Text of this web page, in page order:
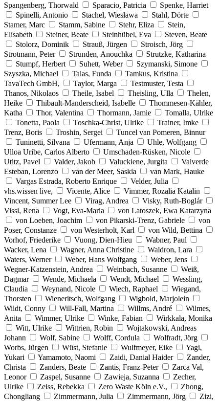
Spangenberg, Thorwald
Sparacio, Patricia
Spenke, Harriet
Spinelli, Antonio
Stachel, Wiesława
Stahl, Dörte
Stamer, Marc
Stamm, Sabine Stehr, Eliza
Stein,
Elisabeth
Steiner, Beate Steinhübel, Eva
Steven, Beate
Stolorz, Dominik
Strauß, Jürgen
Stroisch, Jörg
Strotmann, Peter
Strunden, Anouchka
Strutzke, Katharina
Stumpf, Herbert
Suhett, Weber
Szymanski, Simone
Szyszka, Michael
Talas, Funda
Tamkus, Kristina
TavaTech GmbH,
Taylor, Marga
Testmuster, Testa
Thanos, Nikolaos
Theile, Isabel Theisling, Ulla
Thelen,
Heike
Thibault-Manderscheid, Isabelle
Thommesen-Kähler,
Katha
Thor, Valentina Thormann, Jamie
Tomalla, Ulrike
Tonetta, Paola
Toschka-Christ, Ulrike
Trainer, Imke
Trenz, Boris
Troshin, Sergei
Tuncel van Pomeren, Binnur
Tuninetti, Silvana
Ufermann, Anja
Uhle, Wolfgang
Ulloa Uribe, Carlos Alberto
Umschaden-Rüsken, Nicole
Utitz, Pavel
Valder, Jakob Valuckiene, Jurgita
Valverde
Esteban, Lorenzo
van der Meer, Saskia
van Mark, Hauke
Vargas Estrada, Roberto Enrique
Velder, Julia
vhs.wissen live,
Vicente, Alice
Vimmer, Rozalia Katalin
Vincent, Summer Lee
Virag, Andrea
Visky, Ruth-Boglár
Vissi, Rena
Vogt, Eva-Maria
von Latoszek, Ewa Katarzyna
von Loeben, Joachim
von Pikarski-Trenz, Gabriele
von
Poser, Constanze
von Westerholt, Karl
von Wild, Bettina
Vorhof, Friederike
Vuong, Dien-Hieu
Wabner, Paul
Wacker, Lena
Wagner, Anna Christine
Waldron, Lara
Waters, Werner
Weber, Hans Wolfgang
Weber, Jens
Wegner-Katzenstein, Andrea
Weinbach, Susanne
Weiß,
Dagmar
Wende, Michaela Wendt, Michael
Wessling,
Claudia
Weynand, Nicole Wiech, Raphael
Wiegand,
Thorsten
Wieneritsch, Wolfgang
Wigbold, Marjolein
Wildt, Conny
Will-Fall, Martina Willms, André
Wilmes,
Anita
Wimmer, Ulrike Winke, Fabian
Wirkkala, Monika
Witt, Ulrike
Wittrien, Robin
Wojtakowski, Andreas
Johann
Wolf, Sabine Wolff, Cordula
Wolfradt, Jörg
Worbs, Jürgen
Wüst, Stefanie Wulfmeyer, Eike
Yagi,
Yukari
Yamamoto, Naomi Zaidi, Danial Haider
Zander,
Christa
Zanders, Beate Zantis, Franz-Peter
Zarca Val,
Leonor
Zaspel, Susanne Zawieja, Suzanna
Zecher,
Ulrike
Zeiss, Rebekka Zero Waste Köln e.V.,
Zhong,
Chongliang
Zimmermann, Julia Zimmermann, Jörg
Zizi,